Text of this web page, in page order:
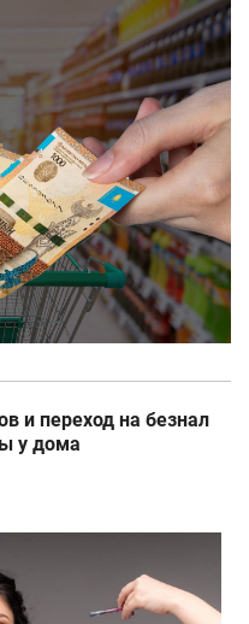
и переход на безнал
у дома